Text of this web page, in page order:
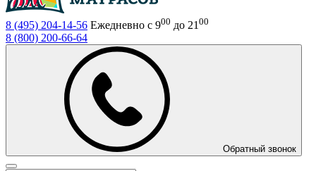
8 (495) 204-14-56 Ежедневно с 900 до 21 00
8 (800) 200-66-64
Обратный звонок